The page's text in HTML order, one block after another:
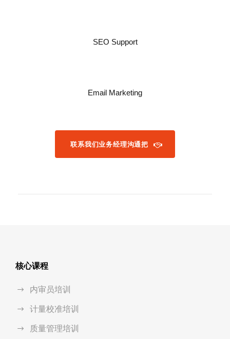
SEO Support
Email Marketing
联系我们业务经理沟通把
核心课程
内审员培训
计量校准培训
质量管理培训